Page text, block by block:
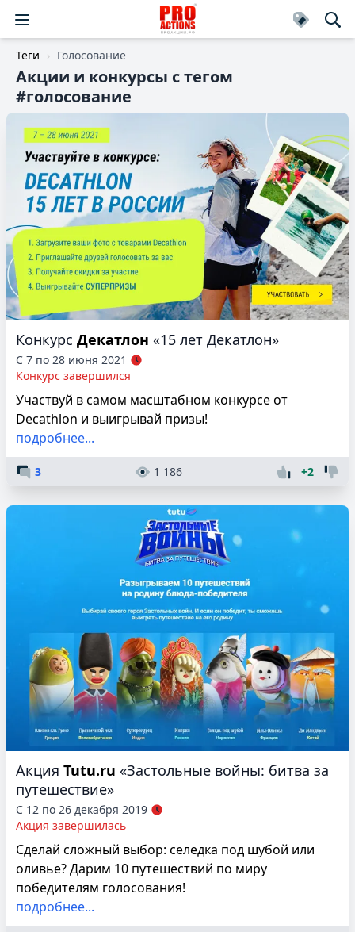
Теги Голосование
Акции и конкурсы c тегом
#голосование
Конкурс Декатлон «15 лет Декатлон»
С 7 по 28 июня 2021
Конкурс завершился
Участвуй в самом масштабном конкурсе от
Decathlon и выигрывай призы!
подробнее...
3 1 186 +2
Акция Tutu.ru «Застольные войны: битва за
путешествие»
С 12 по 26 декабря 2019
Акция завершилась
Сделай сложный выбор: селедка под шубой или
оливье? Дарим 10 путешествий по миру
победителям голосования!
подробнее...